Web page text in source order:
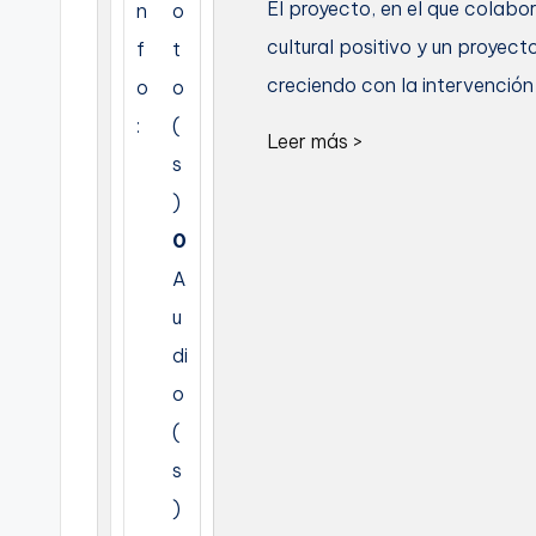
n
f
o
:
o
t
o
(
s
)
0
A
u
di
o
(
s
)
El proyecto, en el que
cultural positivo y un
creciendo con la
Leer más >